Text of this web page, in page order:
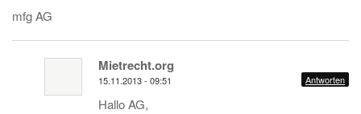
mfg AG
Mietrecht.org
15.11.2013 - 09:51 Antworten
Hallo AG,